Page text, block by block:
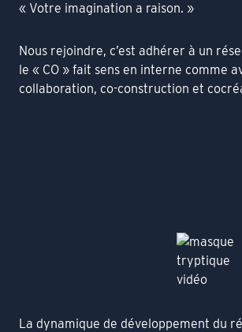
« Votre imagination a raison. »
Nous rejoindre, c’est adhérer à un
le « CO » fait sens en interne comme
collaboration, co-construction et
La dynamique de développement du